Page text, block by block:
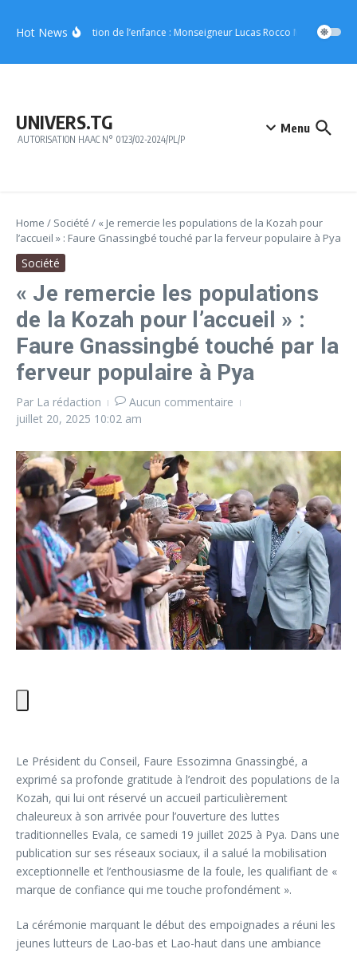
Hot NewsProtection de l’enfance : Monseigneur Lucas Rocco Massimo
UNIVERS.TG
AUTORISATION HAAC N° 0123/02-2024/PL/P
Menu
Home / Société / « Je remercie les populations de la Kozah pour
l’accueil » : Faure Gnassingbé touché par la ferveur populaire à Pya
Société
« Je remercie les populations
de la Kozah pour l’accueil » :
Faure Gnassingbé touché par la
ferveur populaire à Pya
Par La rédaction
Aucun commentaire
juillet 20, 2025 10:02 am
Le Président du Conseil, Faure Essozimna Gnassingbé, a
exprimé sa profonde gratitude à l’endroit des populations de la
Kozah, qui lui ont réservé un accueil particulièrement
chaleureux à son arrivée pour l’ouverture des luttes
traditionnelles Evala, ce samedi 19 juillet 2025 à Pya. Dans une
publication sur ses réseaux sociaux, il a salué la mobilisation
exceptionnelle et l’enthousiasme de la foule, les qualifiant de «
marque de confiance qui me touche profondément ».
La cérémonie marquant le début des empoignades a réuni les
jeunes lutteurs de Lao-bas et Lao-haut dans une ambiance